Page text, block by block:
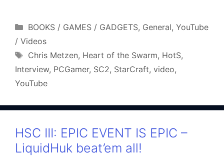
Categories
BOOKS / GAMES / GADGETS, General, YouTube
/ Videos
Tags
Chris Metzen, Heart of the Swarm, HotS,
Interview, PCGamer, SC2, StarCraft, video,
YouTube
HSC III: EPIC EVENT IS EPIC –
LiquidHuk beat’em all!